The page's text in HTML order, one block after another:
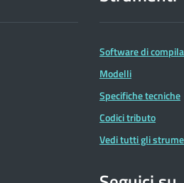
Software di
Modelli
Specifiche tecniche
Codici tributo
Vedi tutti gli